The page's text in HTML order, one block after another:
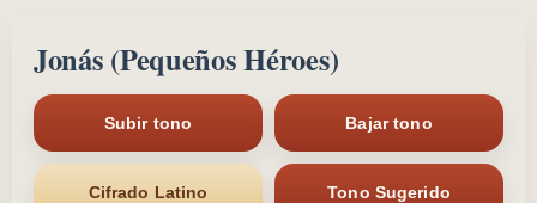
Jonás (Pequeños Héroes)
Subir tono Bajar tono
Cifrado Latino Tono Sugerido